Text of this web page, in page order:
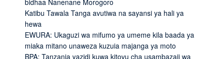
Katibu Tawala Tanga avutiwa na sayansi ya hali ya
hewa
EWURA: Ukaguzi wa mifumo ya umeme kila baada ya
miaka mitano unaweza kuzuia majanga ya moto
BPA: Tanzania yazidi kuwa kitovu cha usambazaji wa